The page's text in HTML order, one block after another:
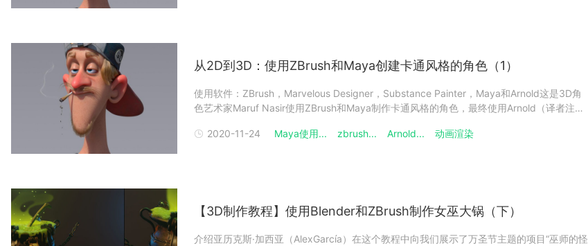
从2D到3D：使用ZBrush和Maya创建卡通风格的角色（1）
使用软件：ZBrush，Marvelous Designer，Substance Painter，Maya和Arnold这是3D角
色艺术家Maruf Nasir使用ZBrush和Maya制作卡通风格的角色，最终使用Arnold（译者注：
中，3D角色
2020-11-24 Maya使用... zbrush... Arnold... 动画渲染
【3D制作教程】使用Blender和ZBrush制作女巫大锅（下）
介绍亚历克斯·加西亚（AlexGarcía）在这个教程中向我们展示了万圣节主题的项目“巫师的怪